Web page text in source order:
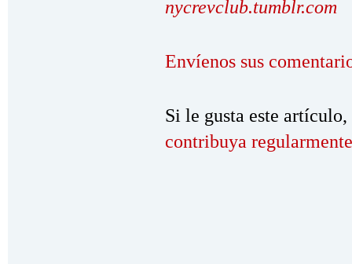
nycrevclub.tumblr.com
Envíenos sus
Si le gusta este artículo,
contribuya